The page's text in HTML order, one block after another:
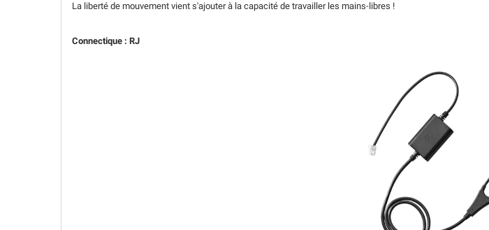
La liberté de mouvement vient s'ajouter à la capacité de travailler les mains-libres !
Connectique : RJ